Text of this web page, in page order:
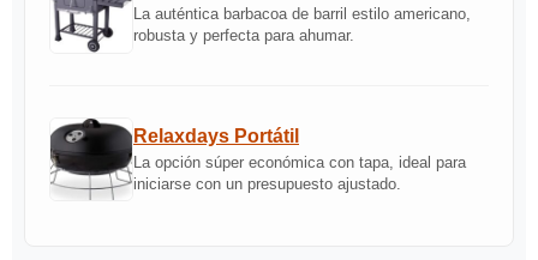
La auténtica barbacoa de barril estilo americano,
robusta y perfecta para ahumar.
Relaxdays Portátil
La opción súper económica con tapa, ideal para
iniciarse con un presupuesto ajustado.